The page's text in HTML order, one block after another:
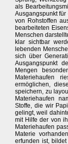
als
Ausgangspunkt
von Rohstoffen
bearbeiteten
Menschen
klar sichtbar
lebenden
sich über
Ausgangspunkt
Mengen
Materiehaufen
ermöglichen,
speichern, zu
Materiehaufen
Stoffe, die wir
gelingt, weil
mit Hilfe der von
Materiehaufen
Materie
erfunden ist,